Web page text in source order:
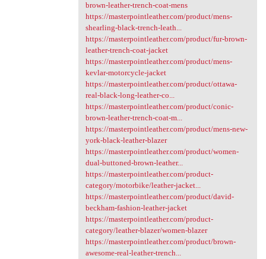
brown-leather-trench-coat-mens
https://masterpointleather.com/product/mens-
shearling-black-trench-leath...
https://masterpointleather.com/product/fur-brown-
leather-trench-coat-jacket
https://masterpointleather.com/product/mens-
kevlar-motorcycle-jacket
https://masterpointleather.com/product/ottawa-
real-black-long-leather-co...
https://masterpointleather.com/product/conic-
brown-leather-trench-coat-m...
https://masterpointleather.com/product/mens-new-
york-black-leather-blazer
https://masterpointleather.com/product/women-
dual-buttoned-brown-leather...
https://masterpointleather.com/product-
category/motorbike/leather-jacket...
https://masterpointleather.com/product/david-
beckham-fashion-leather-jacket
https://masterpointleather.com/product-
category/leather-blazer/women-blazer
https://masterpointleather.com/product/brown-
awesome-real-leather-trench...